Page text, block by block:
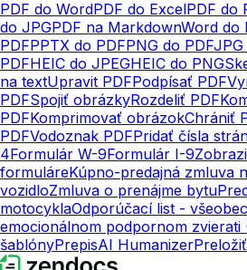
PDF do WordPDF do ExcelPDF do
do JPGPDF na MarkdownWord do
PDFPPTX do PDFPNG do PDFJPG
PDFHEIC do JPEGHEIC do PNG
na textUpravit PDFPodpísať PDF
PDFSpojiť obrázkyRozdeliť PDF
PDFKomprimovať obrázokChrániť
PDFVodoznak PDFPridať čísla
4Formulár W-9Formulár I-9
formuláreKúpno-predajná zmluva
vozidloZmluva o prenájme bytu
motocyklaOdporúčací list -
emocionálnom podpornom zvierati
šablónyPrepisAI Humanizer